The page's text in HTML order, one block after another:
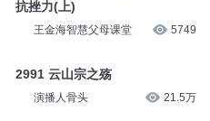
抗挫力(上)
王金海智慧父母课堂 5749
2991 云山宗之殇
演播人骨头 21.5万